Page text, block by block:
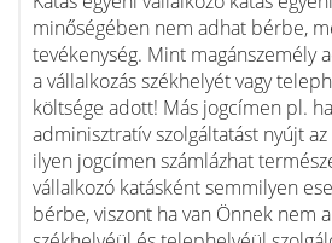
minőségében nem adhat bérbe,
tevékenység. Mint magánszemély
a vállalkozás székhelyét vagy
költsége adott! Más jogcímen pl.
adminisztratív szolgáltatást nyújt
ilyen jogcímen számlázhat
vállalkozó katásként semmilyen
bérbe, viszont ha van Önnek nem